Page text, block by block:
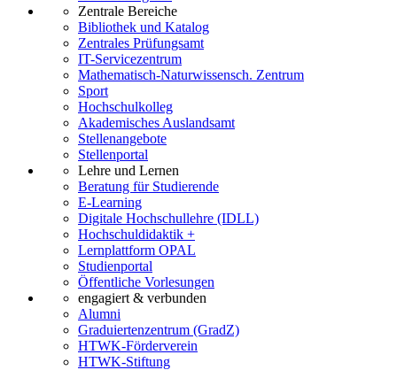
Zentrale Bereiche
Bibliothek und Katalog
Zentrales Prüfungsamt
IT-Servicezentrum
Mathematisch-Naturwissensch. Zentrum
Sport
Hochschulkolleg
Akademisches Auslandsamt
Stellenangebote
Stellenportal
Lehre und Lernen
Beratung für Studierende
E-Learning
Digitale Hochschullehre (IDLL)
Hochschuldidaktik +
Lernplattform OPAL
Studienportal
Öffentliche Vorlesungen
engagiert & verbunden
Alumni
Graduiertenzentrum (GradZ)
HTWK-Förderverein
HTWK-Stiftung